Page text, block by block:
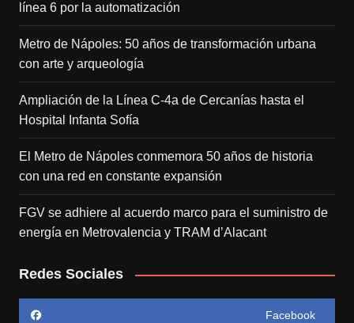
línea 6 por la automatización
Metro de Nápoles: 50 años de transformación urbana
con arte y arqueología
Ampliación de la Línea C-4a de Cercanías hasta el
Hospital Infanta Sofía
El Metro de Nápoles conmemora 50 años de historia
con una red en constante expansión
FGV se adhiere al acuerdo marco para el suministro de
energía en Metrovalencia y TRAM d’Alacant
Redes Sociales
Facebook